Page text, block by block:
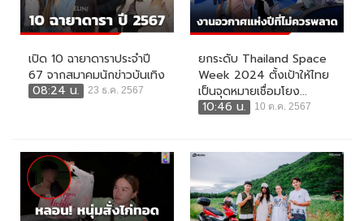
เปิด 10 ฉายาดาราประจำปี
67 จากสมาคมนักข่าวบันเทิง
08:24 น.
23 ธ.ค. 2567
ยกระดับ Thailand Space
Week 2024 ตั้งเป้าให้ไทย
เป็นจุดหมายเชื่อมโยง...
10:46 น.
10 ต.ค. 2567